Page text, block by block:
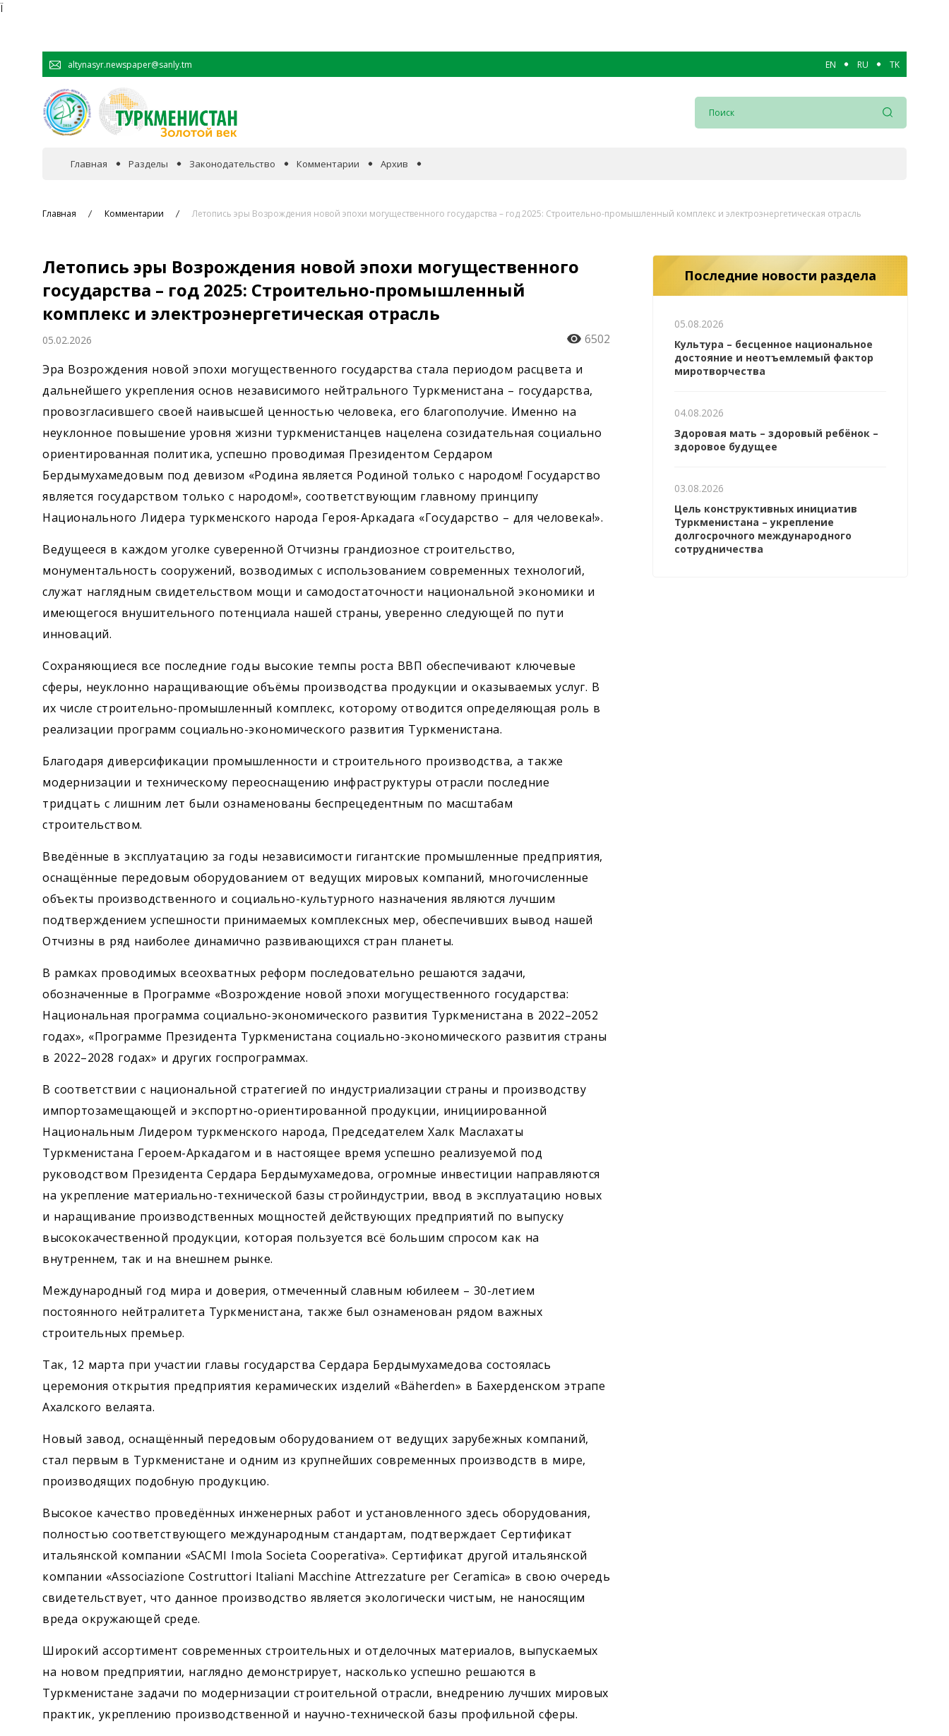
Ï
altynasyr.newspaper@sanly.tm EN RU TK
Главная Разделы
Сотрудничество
Экономика
Наука
Спорт
Законодательство Комментарии Архив
Главная Комментарии Летопись эры Возрождения новой эпохи могущественного государства – год 2025: Строительно-промышленный комплекс и электроэнергетическая отрасль
Летопись эры Возрождения новой эпохи могущественного
государства – год 2025: Строительно-промышленный
комплекс и электроэнергетическая отрасль
05.02.2026
6502
Эра Возрождения новой эпохи могущественного государства стала периодом расцвета и
дальнейшего укрепления основ независимого нейтрального Туркменистана – государства,
провозгласившего своей наивысшей ценностью человека, его благополучие. Именно на
неуклонное повышение уровня жизни туркменистанцев нацелена созидательная социально
ориентированная политика, успешно проводимая Президентом Сердаром
Бердымухамедовым под девизом «Родина является Родиной только с народом! Государство
является государством только с народом!», соответствующим главному принципу
Национального Лидера туркменского народа Героя-Аркадага «Государство – для человека!».
Ведущееся в каждом уголке суверенной Отчизны грандиозное строительство,
монументальность сооружений, возводимых с использова­нием современных технологий,
служат наглядным свидетельством мощи и самодостаточности национальной экономики и
имеющегося внушительного потенциала нашей страны, уверенно следующей по пути
инноваций.
Сохраняющиеся все последние годы высокие темпы роста ВВП обеспечивают ключевые
сферы, неуклонно наращивающие объёмы производства продукции и оказываемых услуг. В
их числе строительно-промышленный комплекс, которому отводится определяющая роль в
реализации программ социально-экономического развития Туркменистана.
Благодаря диверсификации промышленности и строительного производства, а также
модернизации и техническому переоснащению инфраструктуры отрасли последние
тридцать с лишним лет были ознаменованы беспрецедентным по масштабам
строительством.
Введённые в эксплуатацию за годы независимости гигантские промышленные предприятия,
оснащённые передовым оборудованием от ведущих мировых компаний, многочисленные
объекты производственного и социально-культурного назначения являются лучшим
подтверждением успешности принимаемых комплексных мер, обеспечивших вывод нашей
Отчизны в ряд наиболее динамично развивающихся стран планеты.
В рамках проводимых всеохватных реформ последовательно решаются задачи,
обозначенные в Программе «Возрождение новой эпохи могущественного государства:
Национальная программа социально-экономического развития Туркменистана в 2022–2052
годах», «Программе Президента Туркменистана социально-экономического развития страны
в 2022–2028 годах» и других госпрограммах.
В соответствии с национальной стратегией по индустриализации страны и производству
импортозамещающей и экспортно-ориентированной продукции, инициированной
Национальным Лидером туркменского народа, Председателем Халк Маслахаты
Туркменистана ­Героем-Аркадагом и в настоящее время успешно реализуемой под
руководством Президента Сердара Бердымухамедова, огромные инвестиции направляются
на укрепление материально-техничес­кой базы стройиндустрии, ввод в эксплуатацию новых
и наращивание производственных мощностей действующих предприятий по выпуску
высококачественной продукции, которая пользуется всё большим спросом как на
внутреннем, так и на внешнем рынке.
Международный год мира и доверия, отмеченный славным юбилеем – 30-летием
постоянного нейтралитета Туркменистана, также был ознаменован рядом важных
строительных премьер.
Так, 12 марта при участии главы государства Сердара Бердымухамедова состоялась
церемония открытия предприя­тия керамических изделий «Bäherden» в Бахерденском этрапе
Ахалского велаята.
Новый завод, оснащённый передовым оборудованием от ведущих зарубежных компаний,
стал первым в Туркменистане и одним из крупнейших современных производств в мире,
производящих подобную продукцию.
Высокое качество проведённых инженерных работ и установленного здесь оборудования,
полностью соответствующего международным стандартам, подтверждает Сертификат
итальянской компании «SACMI Imola Societa Cooperativa». Сертификат другой итальянской
компании «Associazione Costruttori Italiani Macchine Attrezzature per Ceramica» в свою очередь
свидетельствует, что данное производство является экологически чистым, не наносящим
вреда окружающей среде.
Широкий ассортимент современных строительных и отделочных материалов, выпускаемых
на новом предприя­тии, наглядно демонстрирует, насколько успешно решаются в
Туркменистане задачи по модернизации строительной отрасли, внедрению лучших мировых
практик, укреплению производственной и научно-технической базы профильной сферы.
Последние новости раздела
05.08.2026
Культура – бесценное национальное
достояние и неотъемлемый фактор
миротворчества
04.08.2026
Здоровая мать – здоровый ребёнок –
здоровое будущее
03.08.2026
Цель конструктивных инициатив
Туркменистана – укрепление
долгосрочного международного
сотрудничества